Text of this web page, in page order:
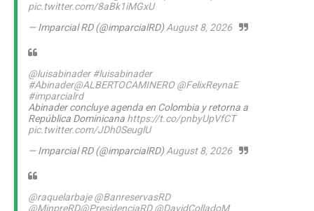
pic.twitter.com/8aBk1iMGxU
— Imparcial RD (@imparcialRD)August 8, 2026
@luisabinader #luisabinader
#Abinader@ALBERTOCAMINERO @FelixReynaE
#imparcialrd
Abinader concluye agenda en Colombia y retorna a
República Dominicana https://t.co/pnbyUpVfCT
pic.twitter.com/JDh0SeuglU
— Imparcial RD (@imparcialRD)August 8, 2026
@raquelarbaje @BanreservasRD
@MinpreRD@PresidenciaRD @DavidColladoM